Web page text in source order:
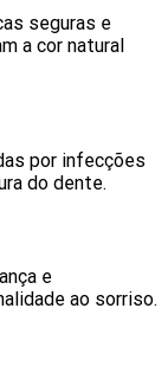
seguras e
a cor natural
por infecções
do dente.
e
ao sorriso.